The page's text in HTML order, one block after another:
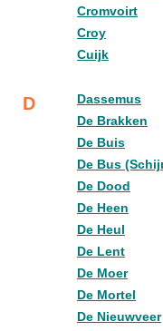
Cromvoirt
Croy
Cuijk
D
Dassemus
De Brakken
De Buis
De Bus
De Dood
De Heen
De Heul
De Lent
De Moer
De Mortel
De Nieuwveer